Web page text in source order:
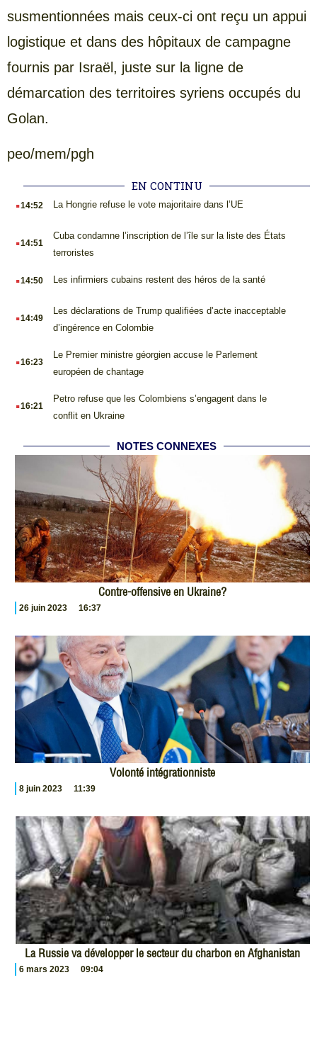
susmentionnées mais ceux-ci ont reçu un appui
logistique et dans des hôpitaux de campagne
fournis par Israël, juste sur la ligne de
démarcation des territoires syriens occupés du
Golan.
peo/mem/pgh
EN CONTINU
.14:52 La Hongrie refuse le vote majoritaire dans l’UE
.14:51
Cuba condamne l’inscription de l’île sur la liste des États
terroristes
.14:50 Les infirmiers cubains restent des héros de la santé
.14:49
Les déclarations de Trump qualifiées d’acte inacceptable
d’ingérence en Colombie
.16:23
Le Premier ministre géorgien accuse le Parlement
européen de chantage
.16:21
Petro refuse que les Colombiens s’engagent dans le
conflit en Ukraine
NOTES CONNEXES
Contre-offensive en Ukraine?
26 juin 2023 16:37
Volonté intégrationniste
8 juin 2023 11:39
La Russie va développer le secteur du charbon en Afghanistan
6 mars 2023 09:04